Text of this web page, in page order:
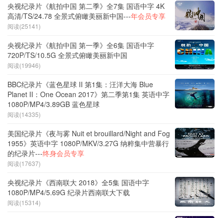
央视纪录片《航拍中国 第二季》全7集 国语中字 4K
高清/TS/24.78 全景式俯瞰美丽新中国---年会员专享
阅读(25141)
央视纪录片《航拍中国 第一季》全6集 国语中字
720P/TS/10.5G 全景式俯瞰美丽新中国
阅读(19946)
BBC纪录片《蓝色星球 II 第1集：汪洋大海 Blue
Planet II：One Ocean 2017》第二季第1集 英语中字
1080P/MP4/3.89GB 蓝色星球
阅读(14335)
美国纪录片《夜与雾 Nuit et brouillard/Night and Fog
1955》英语中字 1080P/MKV/3.27G 纳粹集中营暴行
的纪录片---终身会员专享
阅读(17637)
央视纪录片《西南联大 2018》全5集 国语中字
1080P/MP4/5.69G 纪录片西南联大下载
阅读(15314)